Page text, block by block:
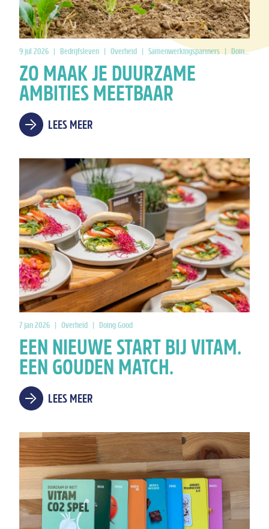
9 jul 2026 | Bedrijfsleven | Overheid | Samenwerkingspartners | Doing Good
ZO MAAK JE DUURZAME
AMBITIES MEETBAAR
LEES MEER
7 jan 2026 | Overheid | Doing Good
EEN NIEUWE START BIJ VITAM.
EEN GOUDEN MATCH.
LEES MEER